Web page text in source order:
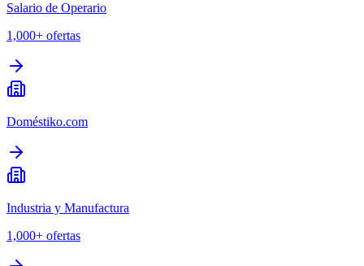
Salario de Operario
1,000+ ofertas
Doméstiko.com
Industria y Manufactura
1,000+ ofertas